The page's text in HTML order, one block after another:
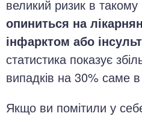
великий ризик в такому
опиниться на
інфарктом або
статистика показує
випадків на 30% саме
Якщо ви помітили у